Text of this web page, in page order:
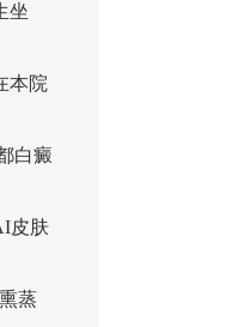
坐
本院
白癜
皮肤
蒸